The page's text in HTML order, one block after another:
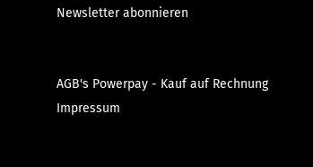
Newsletter abonnieren
AGB's Powerpay - Kauf auf Rechnung
Impressum